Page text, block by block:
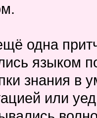
одна
языком
знания в
или